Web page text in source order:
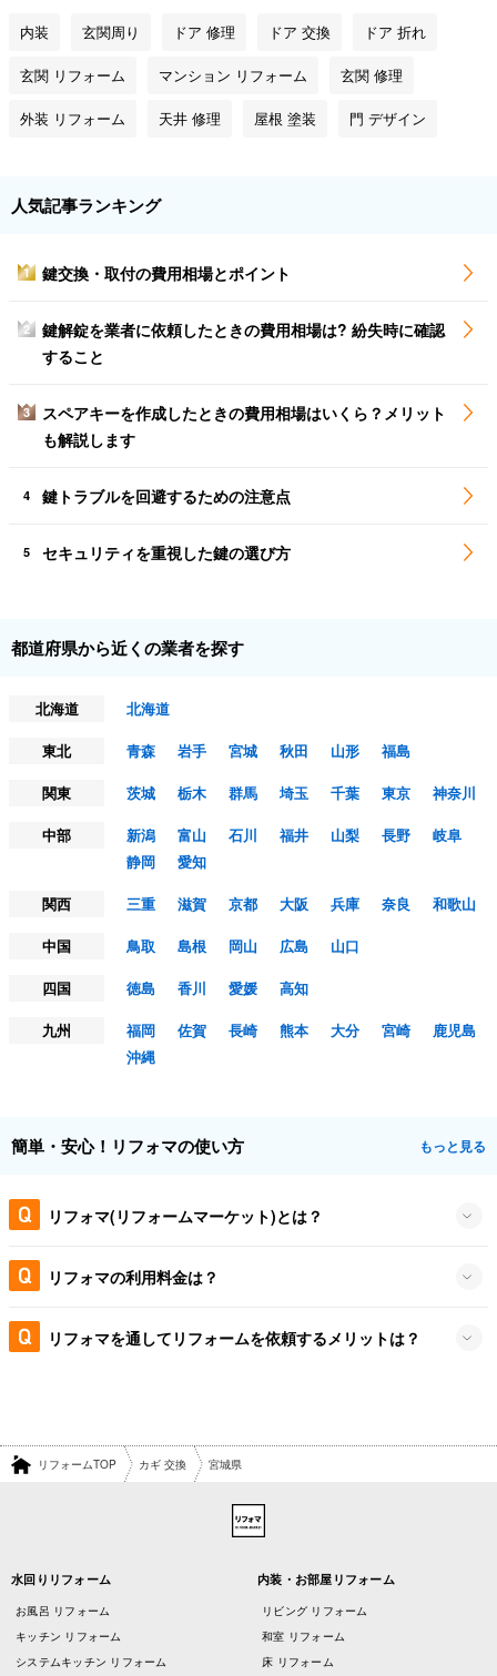
内装 玄関周り ドア 修理 ドア 交換 ドア 折れ
玄関 リフォーム マンション リフォーム 玄関 修理
外装 リフォーム 天井 修理 屋根 塗装 門 デザイン
人気記事ランキング
1 鍵交換・取付の費用相場とポイント
2
鍵解錠を業者に依頼したときの費用相場は? 紛失時に確認
すること
3
スペアキーを作成したときの費用相場はいくら？メリット
も解説します
4 鍵トラブルを回避するための注意点
5 セキュリティを重視した鍵の選び方
都道府県から近くの業者を探す
北海道
北海道
東北
青森 岩手 宮城 秋田 山形
福島
関東
茨城 栃木 群馬 埼玉 千葉 東京
神奈川
中部
新潟 富山 石川 福井 山梨 長野
岐阜
静岡
愛知
関西
三重 滋賀 京都 大阪 兵庫 奈良
和歌山
中国
鳥取 島根 岡山 広島
山口
四国
徳島 香川 愛媛
高知
九州
福岡 佐賀 長崎 熊本 大分 宮崎
鹿児島
沖縄
簡単・安心！リフォマの使い方 もっと見る
リフォマ(リフォームマーケット)とは？
リフォマの利用料金は？
リフォマを通してリフォームを依頼するメリットは？
リフォームTOP カギ 交換 宮城県
水回りリフォーム
お風呂 リフォーム
キッチン リフォーム
システムキッチン リフォーム
内装・お部屋リフォーム
リビング リフォーム
和室 リフォーム
床 リフォーム